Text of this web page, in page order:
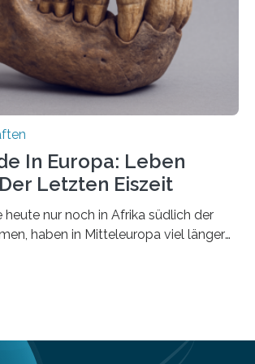
lokalisiert. „Wir konnten die Tremore
sondern ihren Ort in…
In Europa: Leben
Letzten Eiszeit
heute nur noch in Afrika südlich der
haben in Mitteleuropa viel länger
dass Flusspferde noch vor
und die Reiss-Engelhorn-Museen